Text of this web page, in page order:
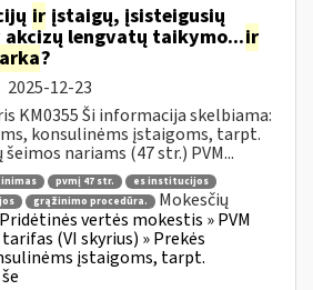
ir įstaigų, įsisteigusių
akcizų lengvatų taikymo...ir
?
2025-12-23
KM0355 Ši informacija skelbiama:
konsulinėms įstaigoms, tarpt.
šeimos nariams (47 str.) PVM...
pvmį 47 str.
es institucijos
grąžinimo procedūra.
Mokesčių
Pridėtinės vertės mokestis » PVM
(VI skyrius) » Prekės
įstaigoms, tarpt.